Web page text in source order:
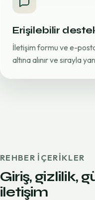
Erişilebilir
İletişim formu ve e-
altına alınır ve sırayla
REHBER IÇERIKLER
Giriş, gizlilik,
iletişim